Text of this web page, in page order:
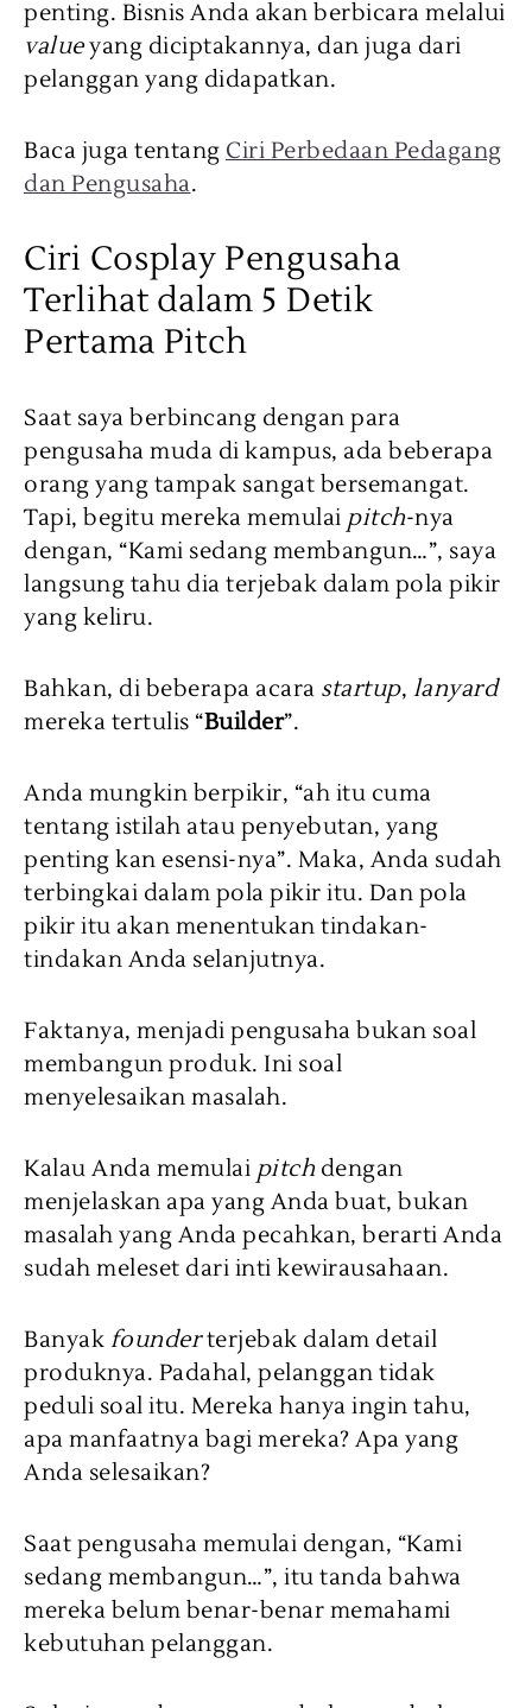
penting. Bisnis Anda akan berbicara melalui
valueyang diciptakannya, dan juga dari
pelanggan yang didapatkan.
Baca juga tentang Ciri Perbedaan Pedagang
dan Pengusaha.
Ciri Cosplay Pengusaha
Terlihat dalam 5 Detik
Pertama Pitch
Saat saya berbincang dengan para
pengusaha muda di kampus, ada beberapa
orang yang tampak sangat bersemangat.
Tapi, begitu mereka memulai pitch-nya
dengan, “Kami sedang membangun…”, saya
langsung tahu dia terjebak dalam pola pikir
yang keliru.
Bahkan, di beberapa acara startup, lanyard
mereka tertulis “Builder”.
Anda mungkin berpikir, “ah itu cuma
tentang istilah atau penyebutan, yang
penting kan esensi-nya”. Maka, Anda sudah
terbingkai dalam pola pikir itu. Dan pola
pikir itu akan menentukan tindakan-
tindakan Anda selanjutnya.
Faktanya, menjadi pengusaha bukan soal
membangun produk. Ini soal
menyelesaikan masalah.
Kalau Anda memulai pitch dengan
menjelaskan apa yang Anda buat, bukan
masalah yang Anda pecahkan, berarti Anda
sudah meleset dari inti kewirausahaan.
Banyak founderterjebak dalam detail
produknya. Padahal, pelanggan tidak
peduli soal itu. Mereka hanya ingin tahu,
apa manfaatnya bagi mereka? Apa yang
Anda selesaikan?
Saat pengusaha memulai dengan, “Kami
sedang membangun…”, itu tanda bahwa
mereka belum benar-benar memahami
kebutuhan pelanggan.